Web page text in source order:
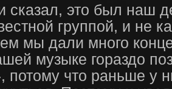
сказал, это был наш
группой, и не
мы дали много
музыке гораздо
потому что раньше у